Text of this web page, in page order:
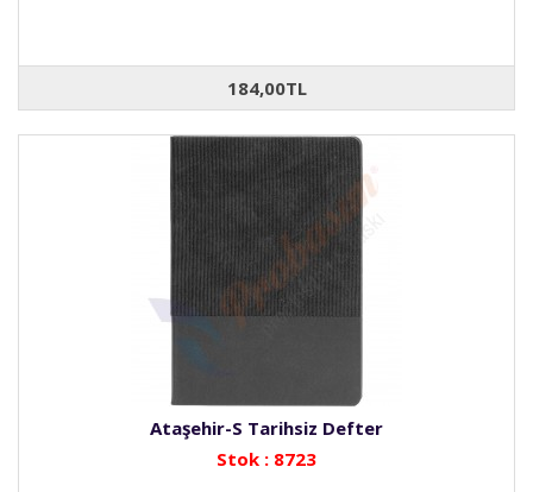
184,00TL
Ataşehir-S Tarihsiz Defter
Stok : 8723